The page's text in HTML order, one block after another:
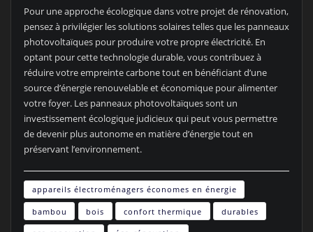
Pour une approche écologique dans votre projet de rénovation,
pensez à privilégier les solutions solaires telles que les panneaux
photovoltaïques pour produire votre propre électricité. En
optant pour cette technologie durable, vous contribuez à
réduire votre empreinte carbone tout en bénéficiant d’une
source d’énergie renouvelable et économique pour alimenter
votre foyer. Les panneaux photovoltaïques sont un
investissement écologique judicieux qui peut vous permettre
de devenir plus autonome en matière d’énergie tout en
préservant l’environnement.
appareils électroménagers économes en énergie
bambou bois confort thermique durables